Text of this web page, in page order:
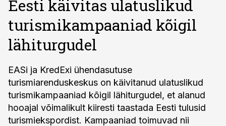
Eesti käivitas ulatuslikud
turismikampaaniad kõigil
lähiturgudel
EASi ja KredExi ühendasutuse
turismiarenduskeskus on käivitanud ulatuslikud
turismikampaaniad kõigil lähiturgudel, et alanud
hooajal võimalikult kiiresti taastada Eesti tulusid
turismiekspordist. Kampaaniad toimuvad nii